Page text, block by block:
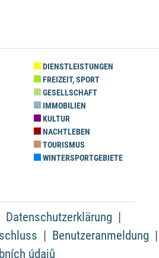
DIENSTLEISTUNGEN
FREIZEIT, SPORT
GESELLSCHAFT
IMMOBILIEN
KULTUR
NACHTLEBEN
TOURISMUS
WINTERSPORTGEBIETE
Datenschutzerklärung
Benutzeranmeldung
údajů